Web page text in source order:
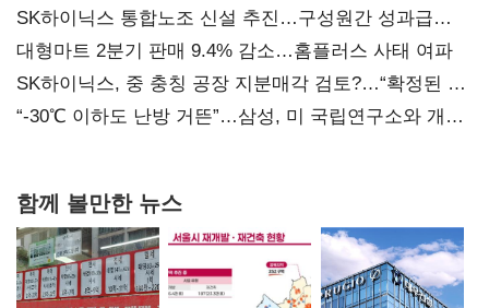
SK하이닉스 통합노조 신설 추진…구성원간 성과급
불만 확산
대형마트 2분기 판매 9.4% 감소…홈플러스 사태 여파
SK하이닉스, 중 충칭 공장 지분매각 검토?…“확정된 바
없어”
“-30℃ 이하도 난방 거뜬”…삼성, 미 국립연구소와 개발
함께 볼만한 뉴스